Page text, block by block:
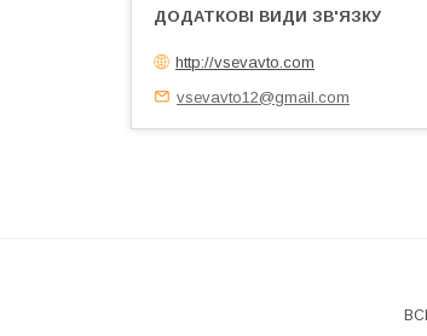
http://vsevavto.com
vsevavto12@gmail.com